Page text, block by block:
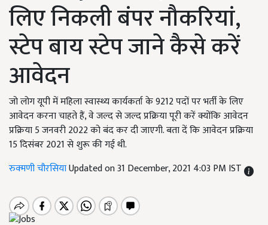
लिए निकली बंपर नौकरियां,
स्टेप बाय स्टेप जाने कैसे करें
आवेदन
जो लोग यूपी में महिला स्वास्थ्य कार्यकर्ता के 9212 पदों पर भर्ती के लिए
आवेदन करना चाहते हैं, वे जल्द से जल्द प्रक्रिया पूरी करें क्योंकि आवेदन
प्रक्रिया 5 जनवरी 2022 को बंद कर दी जाएगी. बता दें कि आवेदन प्रक्रिया
15 दिसंबर 2021 से शुरू की गई थी.
रुक्मणी चौरसियाUpdated on 31 December, 2021 4:03 PM IST